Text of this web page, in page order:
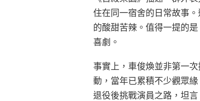
住在同一宿舍的日常故事
的酸甜苦辣。值得一提的
喜劇。
事實上，車俊煥並非第一
動，當年已累積不少觀眾
退役後挑戰演員之路，坦